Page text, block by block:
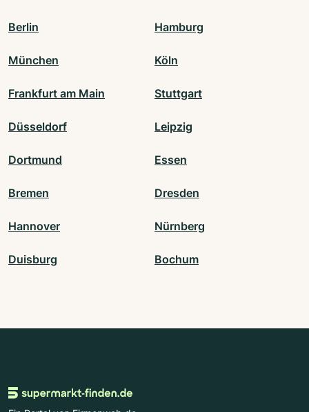
Berlin Hamburg
München Köln
Frankfurt am Main Stuttgart
Düsseldorf Leipzig
Dortmund Essen
Bremen Dresden
Hannover Nürnberg
Duisburg Bochum